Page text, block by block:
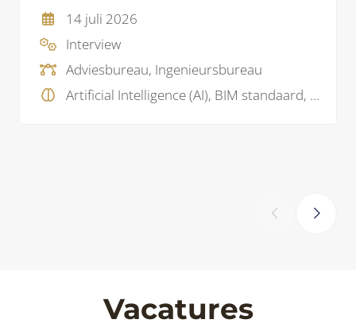
14 juli 2026
Interview
Adviesbureau, Ingenieursbureau
Artificial Intelligence (AI), BIM standaard, BIM visie, Data
‹ ›
Vacatures